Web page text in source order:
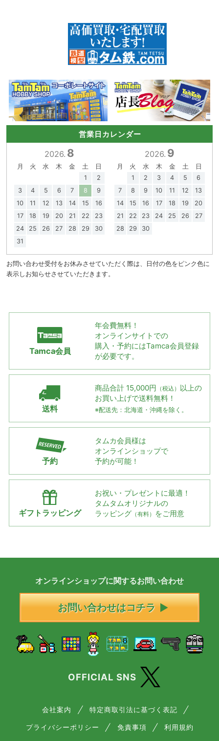
営業日カレンダー
2026. 8
月 火 水 木 金 土
日
1
2
3
4 5 6 7 8
9
10
11 12 13 14 15
16
17
18 19 20 21 22
23
24
25 26 27 28 29
30
31
2026. 9
月 火 水 木 金 土
日
1
2 3 4 5
6
7
8 9 10 11 12
13
14
15 16 17 18 19
20
21
22 23 24 25 26
27
28
29 30
お問い合わせ受付をお休みさせていただく際は、日付の色をピンク色に
表示しお知らせさせていただきます。
Tamca会員
年会費無料！
オンラインサイトでの
購入・予約にはTamca会員登録
が必要です。
送料
商品合計 15,000円 （税込） 以上の
お買い上げで送料無料！
※配送先：北海道・沖縄を除く。
予約
タムカ会員様は
オンラインショップで
予約が可能！
ギフトラッピング
お祝い・プレゼントに最適！
タムタムオリジナルの
ラッピング （有料） をご用意
オンラインショップに関するお問い合わせ
お問い合わせはコチラ
OFFICIAL SNS
会社案内 特定商取引法に基づく表記
プライバシーポリシー 免責事項 利用規約